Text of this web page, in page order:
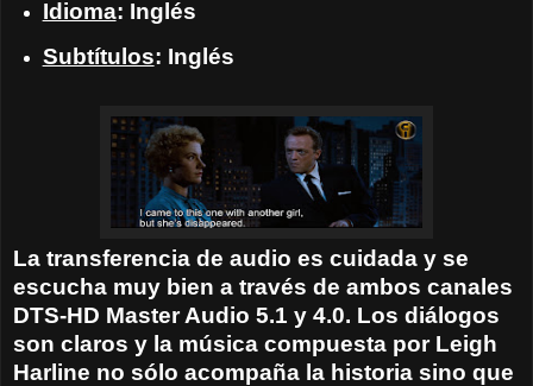
Idioma: Inglés
Subtítulos: Inglés
La transferencia de audio es cuidada y se
escucha muy bien a través de ambos canales
DTS-HD Master Audio 5.1 y 4.0. Los diálogos
son claros y la música compuesta por Leigh
Harline no sólo acompaña la historia sino que